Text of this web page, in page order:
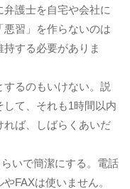
護士を自宅や会社に
習」を作らないのは
する必要がありま
るのもいけない。説
て、それも1時間以内
れば、しばらくあいだ
いで簡潔にする。電話
FAXは使いません。